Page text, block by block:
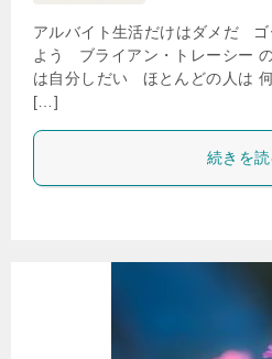
アルバイト生活だけはダメだ ゴ
よう ブライアン・トレーシー
は自分しだい ほとんどの人は
[…]
続きを